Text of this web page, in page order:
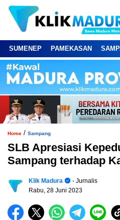
SUMENEP PAMEKASAN
Home / Sampang
SLB Apresiasi
Sampang terhadap
Klik Madura
- Jurnalis
Rabu, 28 Juni 2023